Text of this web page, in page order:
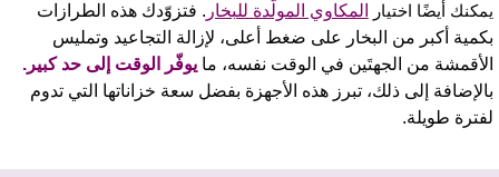
أيضًا اختيارالمكاوي المولّدة للبخار. فتزوّدك هذه الطرازات
أكبر من البخار على ضغط أعلى، لإزالة التجاعيد وتمليس
من الجهتَين في الوقت نفسه، مايوفّر الوقت إلى حد كبير.
إلى ذلك، تبرز هذه الأجهزة بفضل سعة خزاناتها التي تدوم
طويلة.